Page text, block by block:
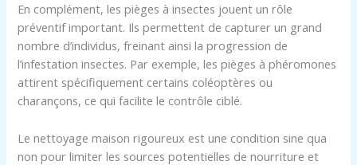
En complément, les pièges à insectes jouent un rôle
préventif important. Ils permettent de capturer un grand
nombre d’individus, freinant ainsi la progression de
l’infestation insectes. Par exemple, les pièges à phéromones
attirent spécifiquement certains coléoptères ou
charançons, ce qui facilite le contrôle ciblé.
Le nettoyage maison rigoureux est une condition sine qua
non pour limiter les sources potentielles de nourriture et